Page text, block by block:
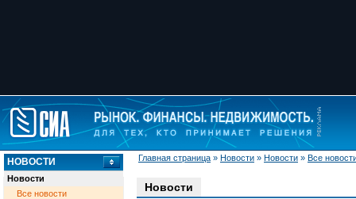
Главная страница » Новости » Новости » Все
НОВОСТИ
Новости
Все новости
Новости